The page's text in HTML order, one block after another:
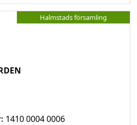
Halmstads församling
1410 0004 0006